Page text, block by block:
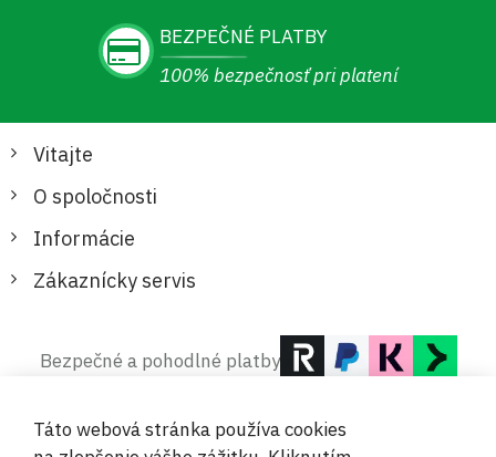
BEZPEČNÉ PLATBY
100% bezpečnosť pri platení
Vitajte
O spoločnosti
Informácie
Zákaznícky servis
Bezpečné a pohodlné platby
Táto webová stránka používa cookies